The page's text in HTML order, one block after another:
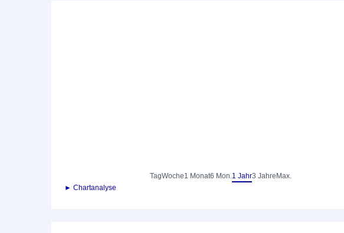
TagWoche1 Monat6 Mon.1 Jahr3 Jahre Max.
► Chartanalyse